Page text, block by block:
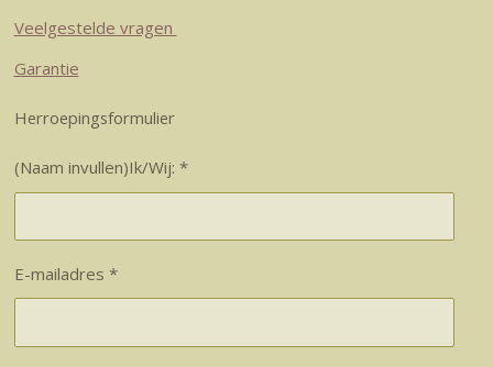
Veelgestelde vragen
Garantie
Herroepingsformulier
(Naam invullen)Ik/Wij: *
E-mailadres *